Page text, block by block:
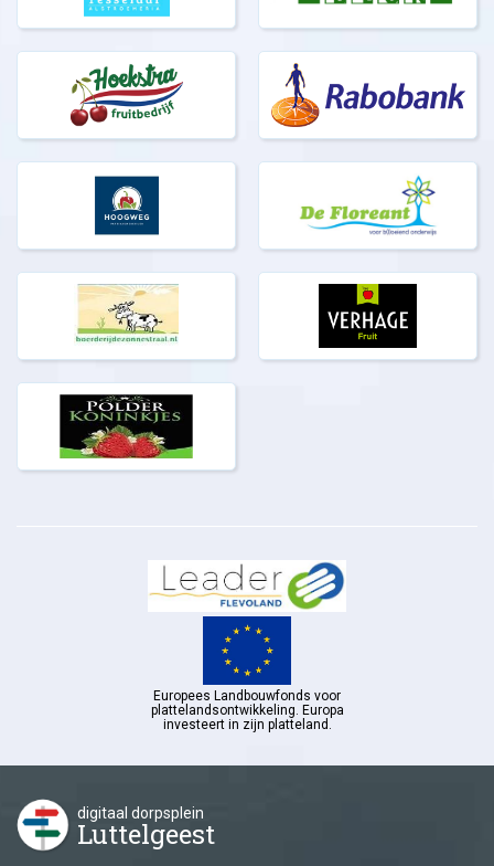
Europees Landbouwfonds voor
plattelandsontwikkeling. Europa
investeert in zijn platteland.
digitaal dorpsplein
Luttelgeest